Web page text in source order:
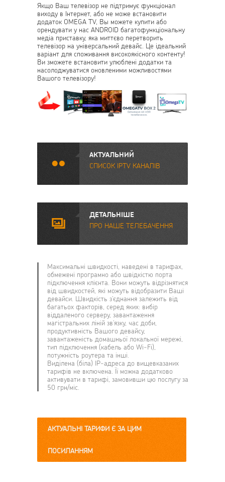
Якщо Ваш телевізор не підтримує функціонал
виходу в Інтернет, або не може встановити
додаток OMEGA TV, Вы можете купити або
орендувати у нас ANDROID багатофункціональну
медіа приставку, яка миттєво перетворить
телевізор на універсальний девайс. Це ідеальний
варіант для споживання високоякісного контенту!
Ви зможете встановити улюблені додатки та
насолоджуватися оновленими можливостями
Вашого телевізору!
.
АКТУАЛЬНИЙ
СПИСОК IPTV КАНАЛІВ
O
ДЕТАЛЬНІШЕ
ПРО НАШЕ ТЕЛЕБАЧЕННЯ
Максимальні швидкості, наведені в тарифах,
обмежені програмно або швідкістю порта
підключення клієнта. Вони можуть відрізнятися
від швидкостей, які можуть відобразити Ваші
девайси. Швидкість з'єднання залежить від
багатьох факторів, серед яких: вибір
віддаленого серверу, завантаження
магістральних ліній зв'язку, час доби,
продуктивність Вашого девайсу,
завантаженість домашньої локальної мережі,
тип підключення (кабель або Wi-Fi),
потужність роутера та інші.
Виділена (біла) IР-адреса до вищевказаних
тарифів не включена. Її можна додатково
активувати в тарифі, замовивши цю послугу за
50 грн/міс.
АКТУАЛЬНІ ТАРИФИ Є ЗА ЦИМ
ПОСИЛАННЯМ